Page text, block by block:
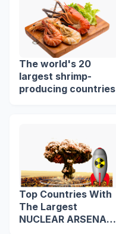
The world's 20
largest shrimp-
producing countries
Top Countries With
The Largest
NUCLEAR ARSENAL